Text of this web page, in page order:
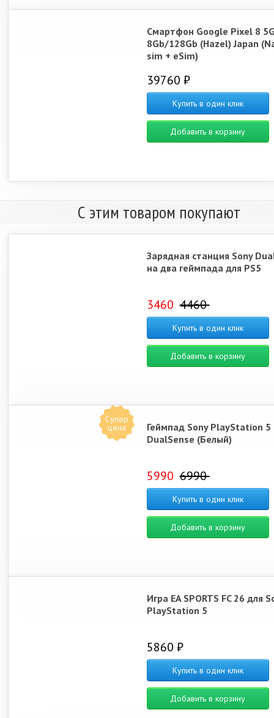
Смартфон Google Pixel 8
8Gb/128Gb (Hazel) Japan
sim + eSim)
39760 ₽
Купить в один клик
Добавить в корзину
С этим товаром покупают
Зарядная станция Sony
на два геймпада для PS5
3460 4460
Купить в один клик
Добавить в корзину
Супер
цена
Геймпад Sony PlayStation 5
DualSense (Белый)
5990 6990
Купить в один клик
Добавить в корзину
Игра EA SPORTS FC 26 для
PlayStation 5
5860 ₽
Купить в один клик
Добавить в корзину